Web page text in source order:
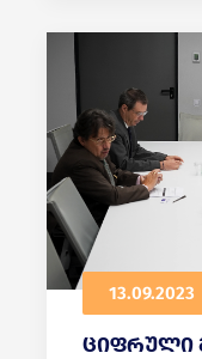
13.09.2023
ციფრული